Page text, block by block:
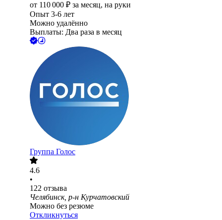
от 110 000 ₽ за месяц, на руки
Опыт 3-6 лет
Можно удалённо
Выплаты: Два раза в месяц
Группа Голос
4.6
•
122 отзыва
Челябинск, р-н Курчатовский
Можно без резюме
Откликнуться